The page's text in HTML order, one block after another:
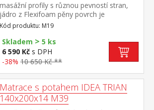
masážní profily s různou pevností stran,
jádro z Flexifoam pěny povrch je
vyprofilován do 7 anatomických zón na
obou stranách tvrdá (bílá) a měkká (světle
zelená) strana vhodná pro všechny typy
roštů vhodná pro alergiky, potah
snímatelný a pratelný do 60 °C doporučená
Kód produktu: M19
Skladem > 5 ks
6 590 Kč s DPH
-38% 10 650 Kč **
Matrace s potahem IDEA TRIAN
140x200x14 M39